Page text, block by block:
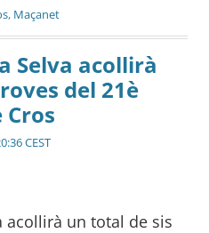
, Maçanet
Selva acollirà
del 21è
CEST
acollirà un total de sis